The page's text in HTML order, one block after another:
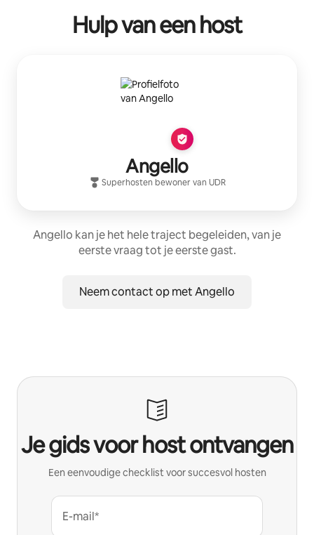
Hulp van een host
Angello
Superhosten bewoner van UDR
Angello kan je het hele traject begeleiden, van je
eerste vraag tot je eerste gast.
Neem contact op met Angello
Je gids voor host ontvangen
Een eenvoudige checklist voor succesvol hosten
E-mail*